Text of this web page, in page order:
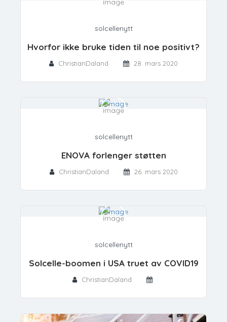
solcellenytt
Hvorfor ikke bruke tiden til noe positivt?
ChristianDaland 28. mars 2020
solcellenytt
ENOVA forlenger støtten
ChristianDaland 26. mars 2020
solcellenytt
Solcelle-boomen i USA truet av COVID19
ChristianDaland